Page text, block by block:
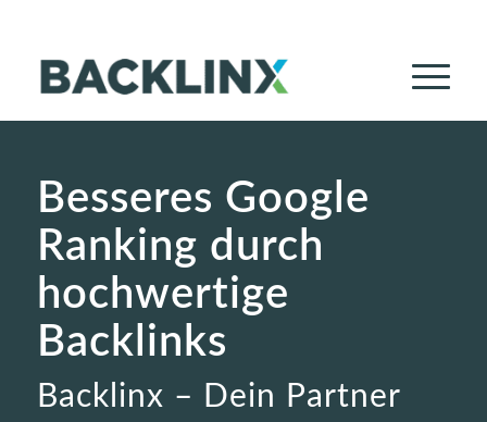
Besseres Google
Ranking durch
hochwertige
Backlinks
Backlinx – Dein Partner